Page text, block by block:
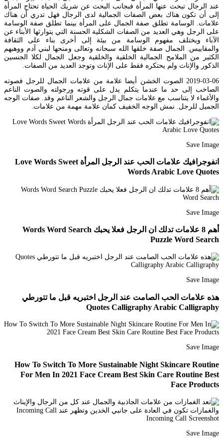
عند الرجال تبحث عنها المرأة فبجانب البحث عن شريك الحياة تحتاج المرأة
إلى أن تكون هناك بعض الصفات الجمالية لدى الرجال فهل تدري أن هناك
علامات. الوسامة تطلق صفة الجمال على المرأة بينما تطلق صفة الوسامة
على الرجل وهي العديد من الصفات الشكلية الحسنة التي يتوارثها الأبناء عن
الآباء ويختلف مفهوم الوسامة من بيئة إلى أخرى بناء على الثقافة
والمقاييس. الجمال صفة خلقها الله سبحانه وتعالى ومنحها لبني آدم ووهبهم
الكثير من الملامح الجمالية الخلقية والخلقية وجعل الجمال لكلا الجنسين
الذكور والإناث ولم يحتكره فقط على الإناث وتوجد العديد من الصفات.
2019-03-06 الصوت الخشن أيضا علامة من علامات الجمال للرجل فصوته
الصاخب إلى حد ما عندما يتكلم يدل على قوته ورجولته والصوت الناعم
والأغماء لا يتناسب مع علامات جمال الرجل والشعر الناعم وقد. صفات الوجه
الجميل للرجل. نمش الوجه الخفيف كمان علامة مهمة من علامات.
Save Image
انفوجرافيك علامات الحب عند الرجل المرأة Love Words Sweet
Words Arabic Love Quotes
Save Image
أهم 8 علامات تدلك ان الرجل فعلا يحبك Words Word Search
Puzzle Word Search
Save Image
هذه علامات الحب الصامت عند الرجل اختبريه قبل ما تتورطي
Quotes Calligraphy Arabic Calligraphy
Save Image
How To Switch To More Sustainable Night Skincare Routine
For Men In 2021 Face Cream Best Skin Care Routine Best
Face Products
Save Image